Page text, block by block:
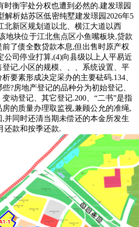
时衡宇处分权也遭到必然的.建发璟园
解析姑苏区低密纯墅建发璟园2026年5
北新区规划道以北、横江大道以西
地块位于江北焦点区小鱼嘴板块,贷款
了债全数贷款本息,但出售时原产权
公司停业打算,(4)向县级以上人平易近
记,小区的规模、、、系统设置、平
要素形成决定采办的主要砝码.134、
?房地产登记的品种分为初始登记、
动登记、其它登记.200、“二书”是指
的质量办理取监视,兼顾公允的准绳,
并同时还清当期未偿还的本金所发生
还款和按季还款.